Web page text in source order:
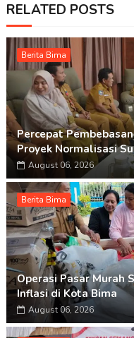
RELATED POSTS
Berita Bima
Percepat
Proyek Normalisasi
August 06, 2026
Berita Bima
Operasi Pasar Murah
Inflasi di Kota Bima
August 06, 2026